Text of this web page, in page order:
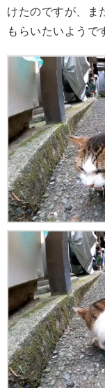
けたのですが、ま
もらいたいようで